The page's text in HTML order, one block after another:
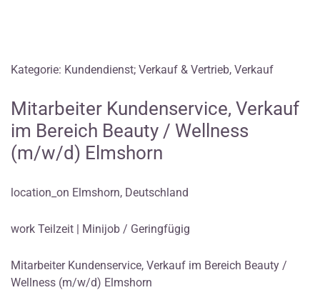
Kategorie: Kundendienst; Verkauf & Vertrieb, Verkauf
Mitarbeiter Kundenservice, Verkauf
im Bereich Beauty / Wellness
(m/w/d) Elmshorn
location_on Elmshorn, Deutschland
work Teilzeit | Minijob / Geringfügig
Mitarbeiter Kundenservice, Verkauf im Bereich Beauty /
Wellness (m/w/d) Elmshorn